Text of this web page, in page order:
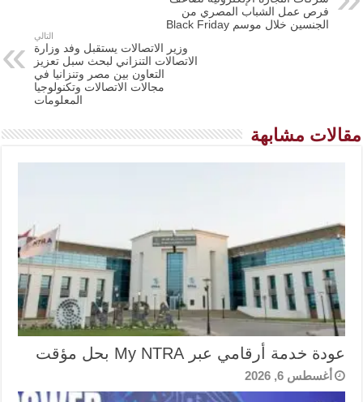
فرص عمل الشباب المصري من
الجنسين خلال موسم Black Friday
التالي
وزير الاتصالات يستقبل وفد وزارة
الاتصالات التنزاني لبحث سبل تعزيز
التعاون بين مصر وتنزانيا في
مجالات الاتصالات وتكنولوجيا
المعلومات
مقالات مشابهة
عودة خدمة أرقامي عبر My NTRA بحل مؤقت
أغسطس 6, 2026